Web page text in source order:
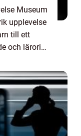
Museum
upplevelse
till ett
och lärorik
roa...